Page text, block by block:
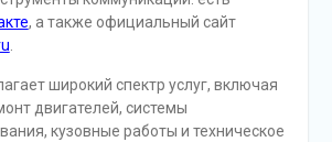
, а также официальный сайт
.
широкий спектр услуг, включая
двигателей, системы
кузовные работы и техническое